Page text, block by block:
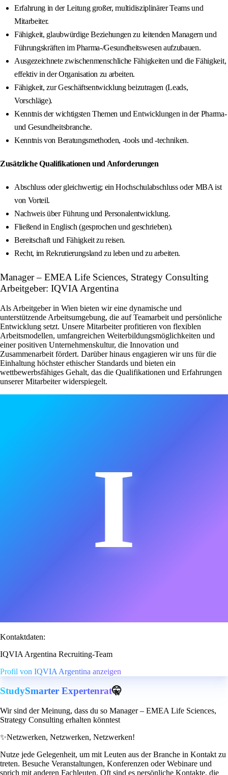
Erfahrung in der Leitung großer, multidisziplinärer Teams und
Mitarbeiter.
Fähigkeit, glaubwürdige Beziehungen zu leitenden Managern und
Führungskräften im Pharma-/Gesundheitswesen aufzubauen.
Ausgezeichnete zwischenmenschliche Fähigkeiten und die Fähigkeit,
effektiv in der Organisation zu arbeiten.
Fähigkeit, zur Geschäftsentwicklung beizutragen (Leads,
Vorschläge).
Kenntnis der wichtigsten Themen und Entwicklungen in der Pharma-
und Gesundheitsbranche.
Kenntnis von Beratungsmethoden, -tools und -techniken.
Zusätzliche Qualifikationen und Anforderungen
Abschluss oder gleichwertig; ein Hochschulabschluss oder MBA ist
von Vorteil.
Nachweis über Führung und Personalentwicklung.
Fließend in Englisch (gesprochen und geschrieben).
Bereitschaft und Fähigkeit zu reisen.
Recht, im Rekrutierungsland zu leben und zu arbeiten.
Manager – EMEA Life Sciences, Strategy Consulting
Arbeitgeber: IQVIA Argentina
Als Arbeitgeber in Wien bieten wir eine dynamische und
unterstützende Arbeitsumgebung, die auf Teamarbeit und persönliche
Entwicklung setzt. Unsere Mitarbeiter profitieren von flexiblen
Arbeitsmodellen, umfangreichen Weiterbildungsmöglichkeiten und
einer positiven Unternehmenskultur, die Innovation und
Zusammenarbeit fördert. Darüber hinaus engagieren wir uns für die
Einhaltung höchster ethischer Standards und bieten ein
wettbewerbsfähiges Gehalt, das die Qualifikationen und Erfahrungen
unserer Mitarbeiter widerspiegelt.
I
Kontaktdaten:
IQVIA Argentina Recruiting-Team
Profil von IQVIA Argentina anzeigen
StudySmarter Expertenrat🤫
Wir sind der Meinung, dass du so Manager – EMEA Life Sciences,
Strategy Consulting erhalten könntest
✨Netzwerken, Netzwerken, Netzwerken!
Nutze jede Gelegenheit, um mit Leuten aus der Branche in Kontakt zu
treten. Besuche Veranstaltungen, Konferenzen oder Webinare und
sprich mit anderen Fachleuten. Oft sind es persönliche Kontakte, die